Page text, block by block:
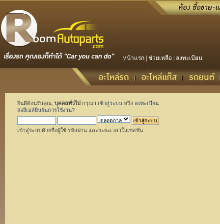
หน้าแรก ช่วยเหลือ ลงทะเบียน
ยินดีต้อนรับคุณ, บุคคลทั่วไป กรุณา เข้าสู่ระบบ หรือ ลงทะเบียน
ส่งอีเมล์ยืนยันการใช้งาน?
เข้าสู่ระบบด้วยชื่อผู้ใช้ รหัสผ่าน และระยะเวลาในเซสชั่น